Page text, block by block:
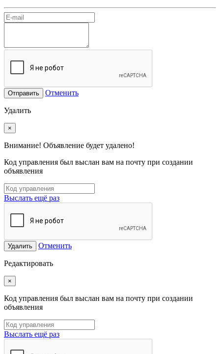
Отправить Отменить
Удалить
×
Внимание! Объявление будет удалено!
Код управления был выслан вам на почту при создании
объявления
Выслать ещё раз
Удалить Отменить
Редактировать
×
Код управления был выслан вам на почту при создании
объявления
Выслать ещё раз